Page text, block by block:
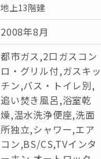
地上13階建
2008年8月
都市ガス,2口ガスコン
ロ・グリル付,ガスキッ
チン,バス・トイレ別,
追い焚き風呂,浴室乾
燥,温水洗浄便座,洗面
所独立,シャワー,エア
コン,BS/CS,TVインタ